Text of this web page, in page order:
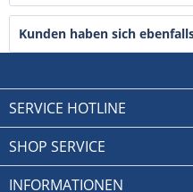
Kunden haben sich
SERVICE HOTLINE
SHOP SERVICE
INFORMATIONEN